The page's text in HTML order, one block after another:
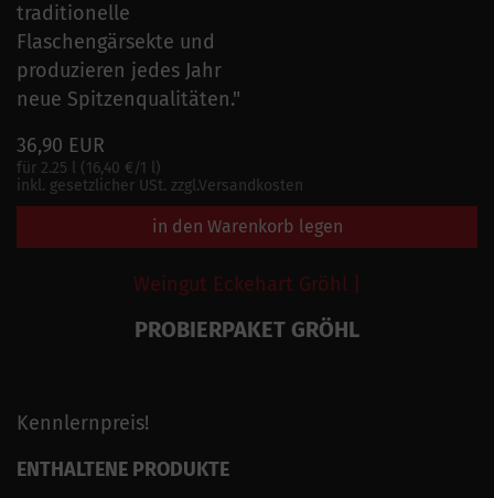
traditionelle
Flaschengärsekte und
produzieren jedes Jahr
neue Spitzenqualitäten."
36,90 EUR
für 2.25 l (16,40 €/1 l)
inkl. gesetzlicher USt. zzgl.Versandkosten
in den Warenkorb legen
Weingut Eckehart Gröhl |
PROBIERPAKET GRÖHL
Kennlernpreis!
ENTHALTENE PRODUKTE